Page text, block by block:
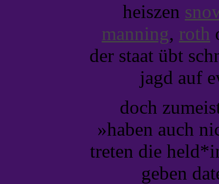
heiszen
manning, roth
der staat übt
jagd auf
doch
»haben auch
treten die
geben